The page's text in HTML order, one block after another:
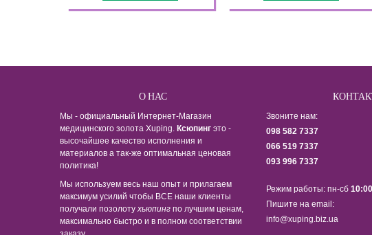
О НАС
Мы - официальный Интернет-Магазин
медицинского золота Xuping. Ксюпинг это -
высочайшее качество исполнения и
материалов а так-же оптимальная ценовая
политика!
Мы используем весь наш опыт и прилагаем
максимум усилий чтобы ВСЕ наши клиенты
получали позолотухьюпинг по лучшим ценам,
максимально быстро и в полном соответствии
Звоните нам:
098 582 7337
066 519 7337
093 996 7337
Режим работы: пн-сб 10:00
Пишите на email:
info@xuping.biz.ua